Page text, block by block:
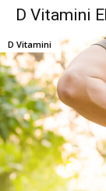
D Vitamini
D Vitamini